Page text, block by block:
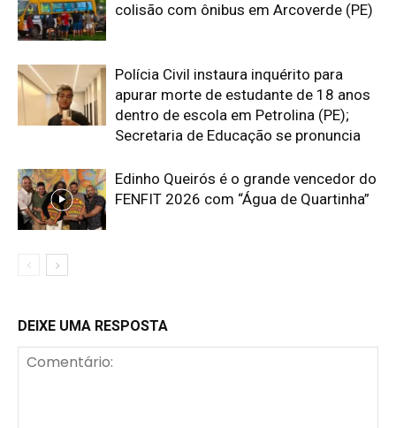
colisão com ônibus em Arcoverde (PE)
Polícia Civil instaura inquérito para
apurar morte de estudante de 18 anos
dentro de escola em Petrolina (PE);
Secretaria de Educação se pronuncia
Edinho Queirós é o grande vencedor do
FENFIT 2026 com “Água de Quartinha”
DEIXE UMA RESPOSTA